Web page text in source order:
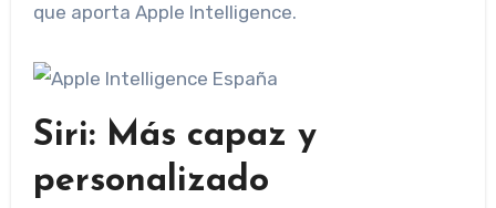
que aporta Apple Intelligence.
Siri: Más capaz y
personalizado